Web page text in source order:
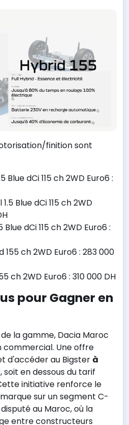
finition sont
Blue dCi 115 ch 2WD Euro6 :
Blue dCi 115 ch 2WD
dCi 115 ch 2WD Euro6 :
155 ch 2WD Euro6 : 283 000
ch 2WD Euro6 : 310 000 DH
pour Gagner en
la gamme, Dacia Maroc
Une offre
d'accéder au Bigster à
, soit en dessous du tarif
initiative renforce le
sur un segment C-
au Maroc, où la
entre constructeurs